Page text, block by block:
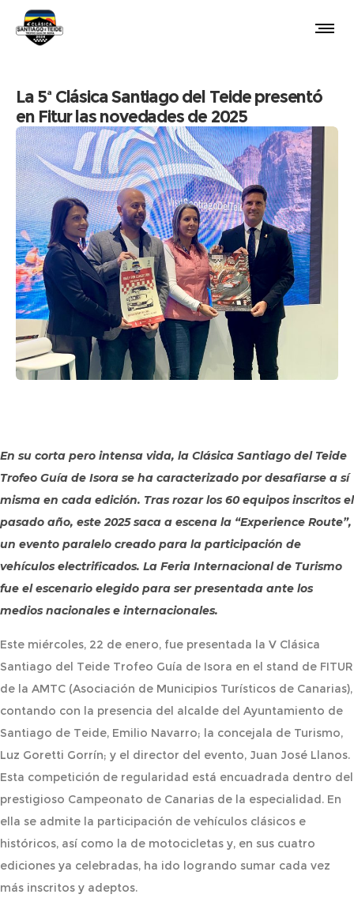
La 5ª Clásica Santiago del Teide presentó
en Fitur las novedades de 2025
En su corta pero intensa vida, la Clásica Santiago del Teide
Trofeo Guía de Isora se ha caracterizado por desafiarse a sí
misma en cada edición. Tras rozar los 60 equipos inscritos el
pasado año, este 2025 saca a escena la “Experience Route”,
un evento paralelo creado para la participación de
vehículos electrificados. La Feria Internacional de Turismo
fue el escenario elegido para ser presentada ante los
medios nacionales e internacionales.
Este miércoles, 22 de enero, fue presentada la V Clásica
Santiago del Teide Trofeo Guía de Isora en el stand de FITUR
de la AMTC (Asociación de Municipios Turísticos de Canarias),
contando con la presencia del alcalde del Ayuntamiento de
Santiago de Teide, Emilio Navarro; la concejala de Turismo,
Luz Goretti Gorrín; y el director del evento, Juan José Llanos.
Esta competición de regularidad está encuadrada dentro del
prestigioso Campeonato de Canarias de la especialidad. En
ella se admite la participación de vehículos clásicos e
históricos, así como la de motocicletas y, en sus cuatro
ediciones ya celebradas, ha ido logrando sumar cada vez
más inscritos y adeptos.